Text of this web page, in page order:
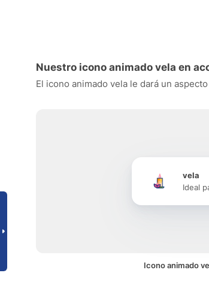
Nuestro icono animado vela en
El icono animado vela le dará un
vela
Ideal
Icono animado